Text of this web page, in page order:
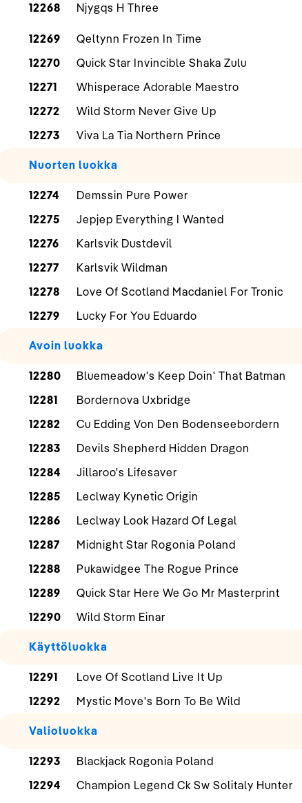
12268 Njygqs H Three
12269
Qeltynn Frozen In Time
12270
Quick Star Invincible Shaka Zulu
12271
Whisperace Adorable Maestro
12272
Wild Storm Never Give Up
12273
Viva La Tia Northern Prince
Nuorten luokka
12274 Demssin Pure Power
12275
Jepjep Everything I Wanted
12276
Karlsvik Dustdevil
12277
Karlsvik Wildman
12278
Love Of Scotland Macdaniel For Tronic
12279
Lucky For You Eduardo
Avoin luokka
12280 Bluemeadow's Keep Doin' That Batman
12281
Bordernova Uxbridge
12282
Cu Edding Von Den Bodenseebordern
12283
Devils Shepherd Hidden Dragon
12284
Jillaroo's Lifesaver
12285
Leclway Kynetic Origin
12286
Leclway Look Hazard Of Legal
12287
Midnight Star Rogonia Poland
12288
Pukawidgee The Rogue Prince
12289
Quick Star Here We Go Mr Masterprint
12290
Wild Storm Einar
Käyttöluokka
12291 Love Of Scotland Live It Up
12292
Mystic Move's Born To Be Wild
Valioluokka
12293 Blackjack Rogonia Poland
12294
Champion Legend Ck Sw Solitaly Hunter